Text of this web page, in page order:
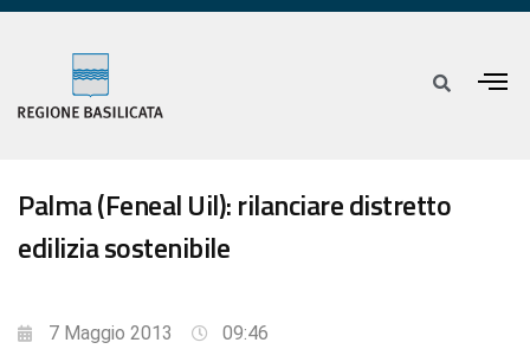
Palma (Feneal Uil): rilanciare distretto
edilizia sostenibile
7 Maggio 2013 09:46